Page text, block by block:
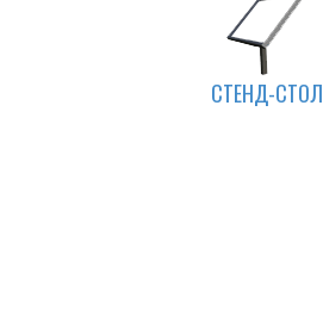
CТЕНД-СТОЛ